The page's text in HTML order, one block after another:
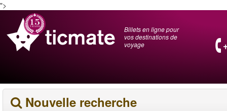
">
Billets en ligne pour
vos destinations de
voyage
Nouvelle recherche